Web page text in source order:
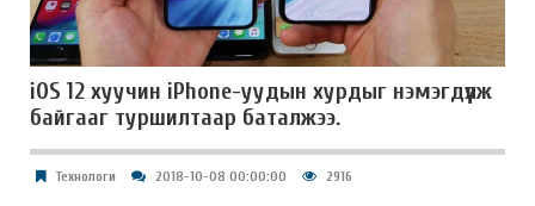
iOS 12 хуучин iPhone-уудын хурдыг нэмэгдүүлж
байгааг туршилтаар баталжээ.
Технологи 2018-10-08 00:00:00 2916